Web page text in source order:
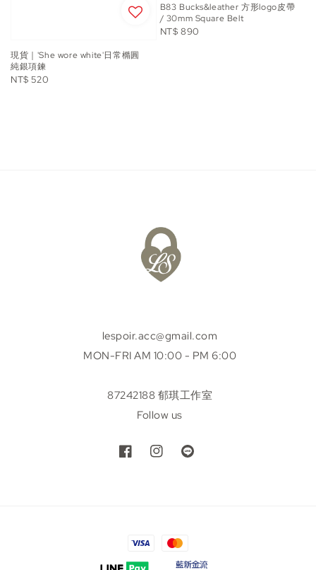
現貨｜'She wore white'日常橢圓
純銀項鍊
Regular
NT$ 520
B83 Bucks&leather 方形logo皮帶
/ 30mm Square Belt
Regular
NT$ 890
lespoir.acc@gmail.com
MON-FRI AM 10:00 - PM 6:00
87242188 郁琪工作室
Follow us